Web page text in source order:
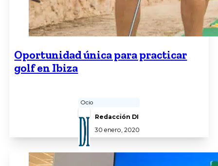
Oportunidad única para practicar
golf en Ibiza
Ocio
Redacción DI
30 enero, 2020